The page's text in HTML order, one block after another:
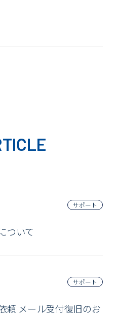
サポート
ついて
サポート
頼 メール受付復旧のお